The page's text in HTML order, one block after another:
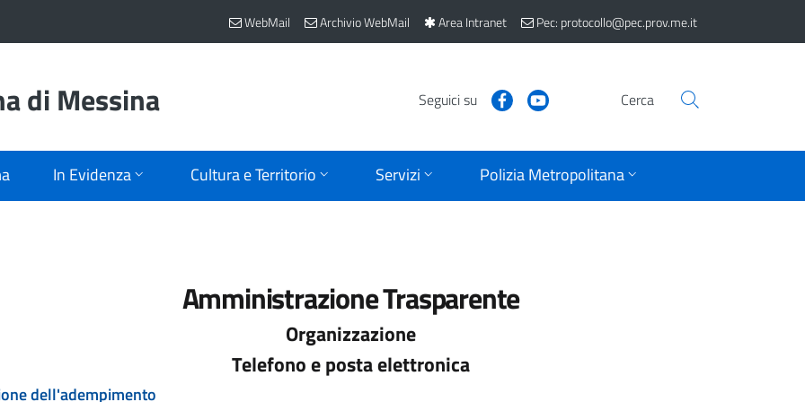
WebMail Archivio WebMail Area Intranet Pec: protocollo@pec.prov.me.it
di Messina Seguici su Cerca
In Evidenza Cultura e Territorio Servizi Polizia Metropolitana
Amministrazione Trasparente
Organizzazione
Telefono e posta elettronica
dell'adempimento